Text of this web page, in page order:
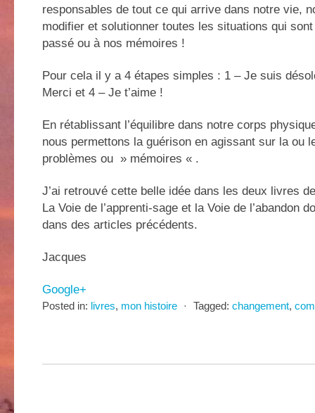
responsables de tout ce qui arrive dans notre vie,
modifier et solutionner toutes les situations qui
passé ou à nos mémoires !
Pour cela il y a 4 étapes simples : 1 – Je suis
Merci et 4 – Je t’aime !
En rétablissant l’équilibre dans notre corps
nous permettons la guérison en agissant sur la ou
problèmes ou » mémoires « .
J’ai retrouvé cette belle idée dans les deux livres
La Voie de l’apprenti-sage et la Voie de l’abandon
dans des articles précédents.
Jacques
Google+
Posted in: livres, mon histoire ⋅ Tagged: changement,